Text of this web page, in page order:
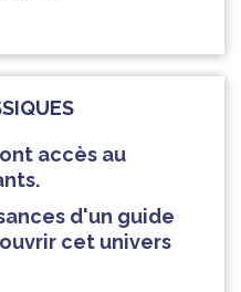
accès au
d'un guide
cet univers